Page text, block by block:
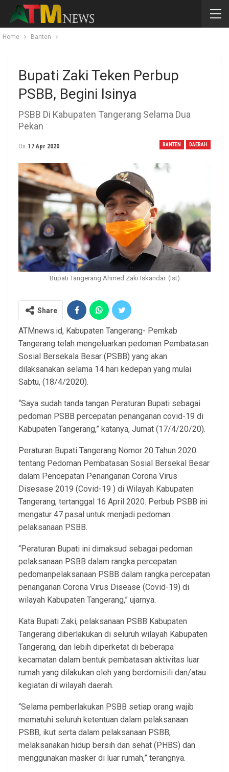
Home Banten
Bupati Zaki Teken Perbup
PSBB, Begini Isinya
PSBB Di Kabupaten Tangerang Selama Dua
Pekan
BANTEN DAERAH
On 17 Apr 2020
Bupati Tangerang Ahmed Zaki Iskandar. (Ist)
Share
ATMnews.id, Kabupaten Tangerang- Pemkab
Tangerang telah mengeluarkan pedoman Pembatasan
Sosial Bersekala Besar (PSBB) yang akan
dilaksanakan selama 14 hari kedepan yang mulai
Sabtu, (18/4/2020).
“Saya sudah tanda tangan Peraturan Bupati sebagai
pedoman PSBB percepatan penanganan covid-19 di
Kabupaten Tangerang,” katanya, Jumat (17/4/20/20).
Peraturan Bupati Tangerang Nomor 20 Tahun 2020
tentang Pedoman Pembatasan Sosial Bersekal Besar
dalam Pencepatan Penanganan Corona Virus
Disesase 2019 (Covid-19 ) di Wilayah Kabupaten
Tangerang, tertanggal 16 April 2020. Perbub PSBB ini
mengatur 47 pasal untuk menjadi pedoman
pelaksanaan PSBB.
“Peraturan Bupati ini dimaksud sebagai pedoman
pelaksanaan PSBB dalam rangka percepatan
pedomanpelaksanaan PSBB dalam rangka percepatan
penanganan Corona Virus Disease (Covid-19) di
wilayah Kabupaten Tangerang,” ujarnya.
Kata Bupati Zaki, pelaksanaan PSBB Kabupaten
Tangerang diberlakukan di seluruh wilayah Kabupaten
Tangerang, dan lebih diperketat di beberapa
kecamatan dalam bentuk pembatasan aktivitas luar
rumah yang dilakukan oleh yang berdomisili dan/atau
kegiatan di wilayah daerah.
“Selama pemberlakukan PSBB setiap orang wajib
mematuhi seluruh ketentuan dalam pelaksanaan
PSBB, ikut serta dalam pelaksanaan PSBB,
melaksanakan hidup bersih dan sehat (PHBS) dan
menggunakan masker di luar rumah,” terangnya.